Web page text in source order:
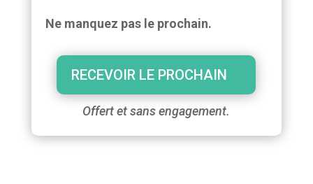
Ne manquez pas le prochain.
RECEVOIR LE PROCHAIN
Offert et sans engagement.